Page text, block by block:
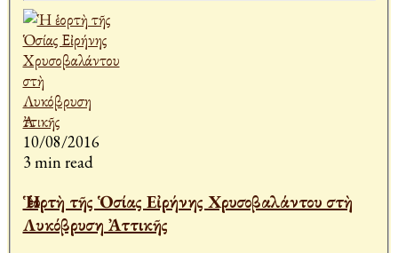
10/08/2016
3 min read
Ἡ ἑορτὴ τῆς Ὁσίας Εἰρήνης Χρυσοβαλάντου στὴ
Λυκόβρυση Ἀττικῆς